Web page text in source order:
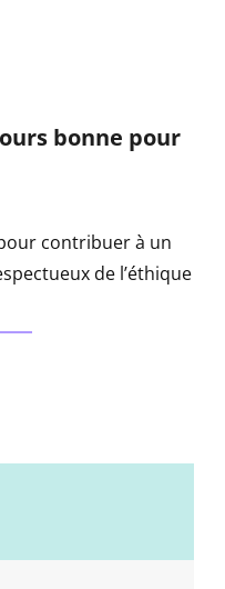
bonne pour
contribuer à un
de l’éthique